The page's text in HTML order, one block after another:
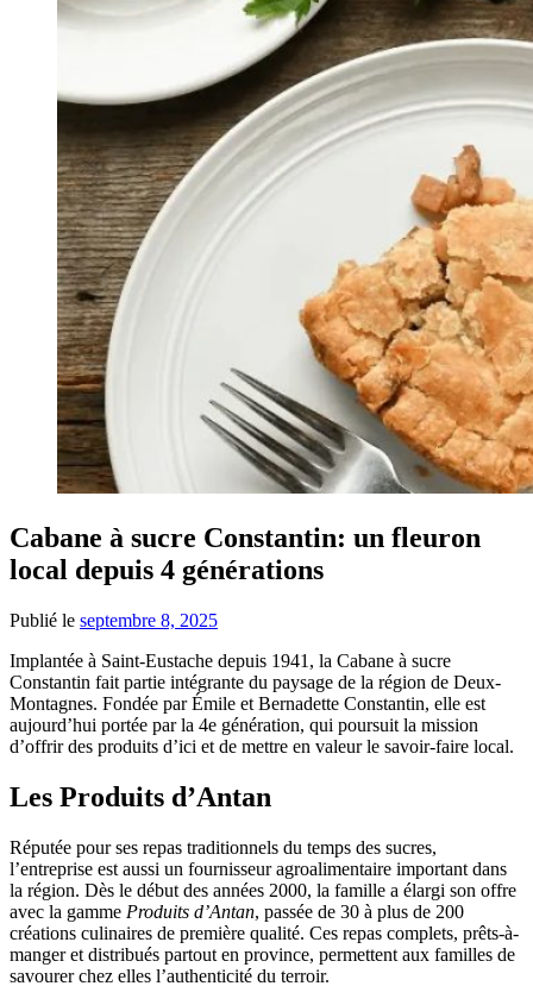
Cabane à sucre Constantin: un fleuron
local depuis 4 générations
Publié le septembre 8, 2025
Implantée à Saint-Eustache depuis 1941, la Cabane à sucre
Constantin fait partie intégrante du paysage de la région de Deux-
Montagnes. Fondée par Émile et Bernadette Constantin, elle est
aujourd’hui portée par la 4e génération, qui poursuit la mission
d’offrir des produits d’ici et de mettre en valeur le savoir-faire local.
Les Produits d’Antan
Réputée pour ses repas traditionnels du temps des sucres,
l’entreprise est aussi un fournisseur agroalimentaire important dans
la région. Dès le début des années 2000, la famille a élargi son offre
avec la gamme Produits d’Antan, passée de 30 à plus de 200
créations culinaires de première qualité. Ces repas complets, prêts-à-
manger et distribués partout en province, permettent aux familles de
savourer chez elles l’authenticité du terroir.